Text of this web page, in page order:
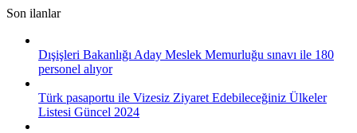
Skip
content
Son ilanlar
Dışişleri Bakanlığı Aday Meslek Memurluğu sınavı ile 180
personel alıyor
Türk pasaportu ile Vizesiz Ziyaret Edebileceğiniz Ülkeler
Listesi Güncel 2024